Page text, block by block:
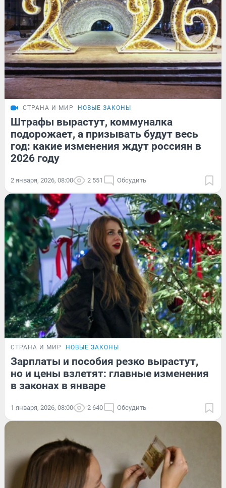
СТРАНА И МИР НОВЫЕ ЗАКОНЫ
Штрафы вырастут, коммуналка
подорожает, а призывать будут весь
год: какие изменения ждут россиян в
2026 году
2 января, 2026, 08:00 2 551 Обсудить
СТРАНА И МИР НОВЫЕ ЗАКОНЫ
Зарплаты и пособия резко вырастут,
но и цены взлетят: главные изменения
в законах в январе
1 января, 2026, 08:00 2 640 Обсудить